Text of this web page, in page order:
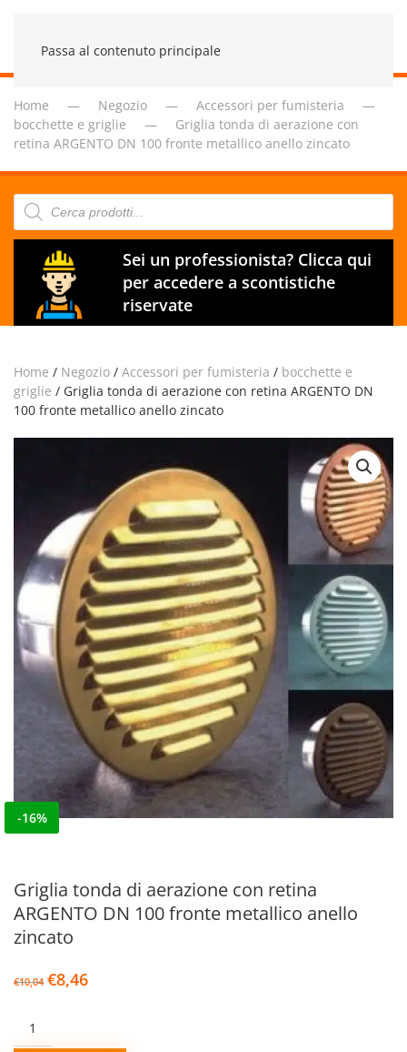
Passa al contenuto principale
Home Negozio
Accessori per fumisteria
bocchette e griglie
Griglia tonda di aerazione con
retina ARGENTO DN 100 fronte metallico anello zincato
Products
search
Sei un professionista? Clicca qui
per accedere a scontistiche
riservate
Home / Negozio / Accessori per fumisteria / bocchette e
griglie / Griglia tonda di aerazione con retina ARGENTO DN
100 fronte metallico anello zincato
-16%
Griglia tonda di aerazione con retina
ARGENTO DN 100 fronte metallico anello
zincato
€10,04 Il
€8,46Il
tonda